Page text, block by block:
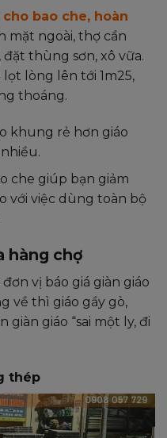
bao che, hoàn
mặt ngoài, thợ cần
đặt thùng sơn, xô vữa.
lòng lên tới 1m25,
thoáng.
khung rẻ hơn giáo
che giúp bạn giảm
với việc dùng toàn bộ
hàng chợ
vị báo giá giàn giáo
về thì giáo gầy gò,
giáo “sai một ly, đi
thép